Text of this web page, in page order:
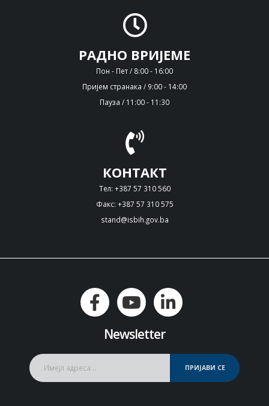
РАДНО ВРИЈЕМЕ
Пон - Пет / 8:00 - 16:00
Пријем странака / 9:00 - 14:00
Пауза / 11:00 - 11:30
КОНТАКТ
Тел: +387 57 310 560
Факс: +387 57 310 575
stand@isbih.gov.ba
Newsletter
ПРИЈАВИ СЕ